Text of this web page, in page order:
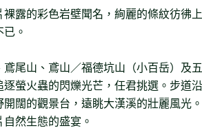
裸露的彩色岩壁聞名，絢麗的條紋彷彿
。
鳶尾山、鳶山／福德坑山（小百岳）及
逐螢火蟲的閃爍光芒，任君挑選。步道
闊的觀景台，遠眺大漢溪的壯麗風光
然生態的盛宴。